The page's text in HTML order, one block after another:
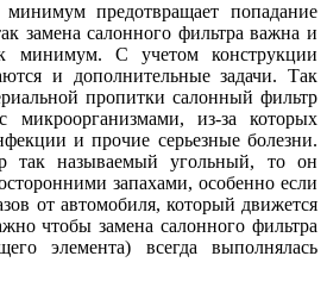
предотвращает попадание
замена салонного фильтра важна и
минимум. С учетом конструкции
и дополнительные задачи. Так
пропитки салонный фильтр
микроорганизмами, из-за которых
и прочие серьезные болезни.
так называемый угольный, то он
запахами, особенно если
от автомобиля, который движется
чтобы замена салонного фильтра
элемента) всегда выполнялась